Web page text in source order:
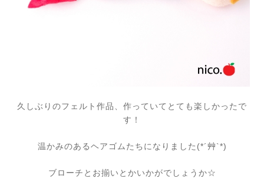
久しぶりのフェルト作品、作っていてとても楽しかったで
す！
温かみのあるヘアゴムたちになりました(*´艸`*)
ブローチとお揃いとかいかがでしょうか☆